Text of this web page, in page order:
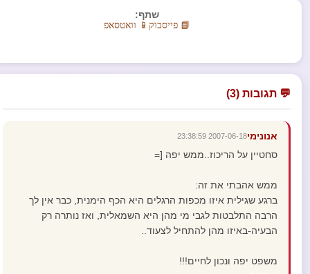
שתף:
📘 פייסבוק 📱 וואטסאפ
💬 תגובות (3)
אנונימי2007-06-18 23:38:59
סחטיין על הריכוז..ממש יפה [=
ממש אהבתי את זה:
ברגע שגילית איזו מכפות הרגלים היא הכף הימנית, כבר אין לך
הרבה התלבטות לגבי מי מהן היא השמאלית, ואז נותרה רק
הבעיה-באיזו מהן להתחיל לצעוד..
משפט יפה ונכון לחיים!!!